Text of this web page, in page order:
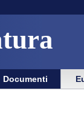
Documenti